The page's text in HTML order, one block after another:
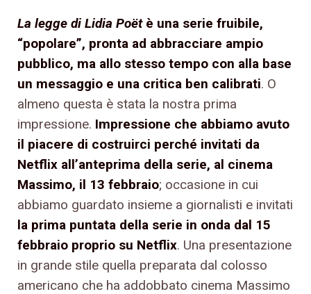
La legge di Lidia Poëtè una serie fruibile,
“popolare”, pronta ad abbracciare ampio
pubblico, ma allo stesso tempo con alla base
un messaggio e una critica ben calibrati. O
almeno questa è stata la nostra prima
impressione. Impressione che abbiamo avuto
il piacere di costruirci perché invitati da
Netflix all’anteprima della serie, al cinema
Massimo, il 13 febbraio; occasione in cui
abbiamo guardato insieme a giornalisti e invitati
la prima puntata della serie in onda dal 15
febbraio proprio su Netflix. Una presentazione
in grande stile quella preparata dal colosso
americano che ha addobbato cinema Massimo